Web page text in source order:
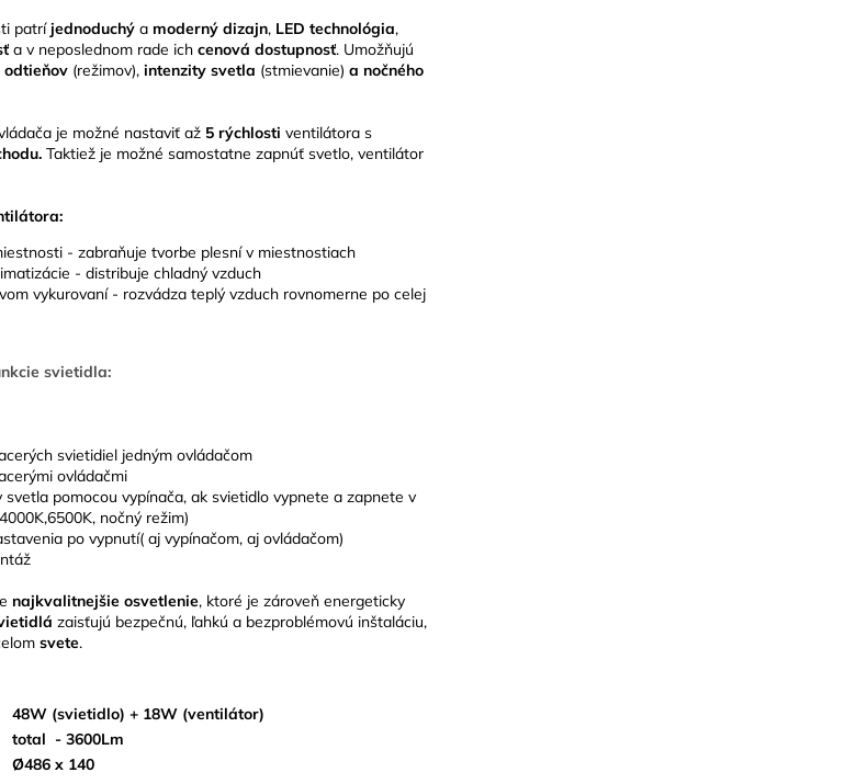
patríjednoduchý a moderný dizajn, LED technológia,
a v neposlednom rade ich cenová dostupnosť. Umožňujú
(režimov), intenzity svetla (stmievanie) a nočného
je možné nastaviť až 5 rýchlosti ventilátora s
Taktiež je možné samostatne zapnúť svetlo, ventilátor
- zabraňuje tvorbe plesní v miestnostiach
- distribuje chladný vzduch
vykurovaní - rozvádza teplý vzduch rovnomerne po celej
svietidla:
svietidiel jedným ovládačom
ovládačmi
pomocou vypínača, ak svietidlo vypnete a zapnete v
nočný režim)
po vypnutí( aj vypínačom, aj ovládačom)
najkvalitnejšie osvetlenie, ktoré je zároveň energeticky
zaisťujú bezpečnú, ľahkú a bezproblémovú inštaláciu,
svete.
48W (svietidlo) + 18W (ventilátor)
total - 3600Lm
Ø486 x 140